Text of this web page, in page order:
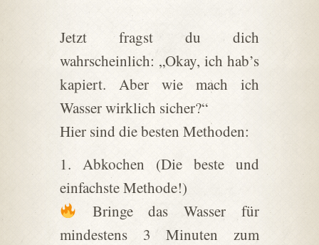
Jetzt fragst du dich
wahrscheinlich: „Okay, ich hab’s
kapiert. Aber wie mach ich
Wasser wirklich sicher?“
Hier sind die besten Methoden:
1. Abkochen (Die beste und
einfachste Methode!)
Bringe das Wasser für
mindestens 3 Minuten zum